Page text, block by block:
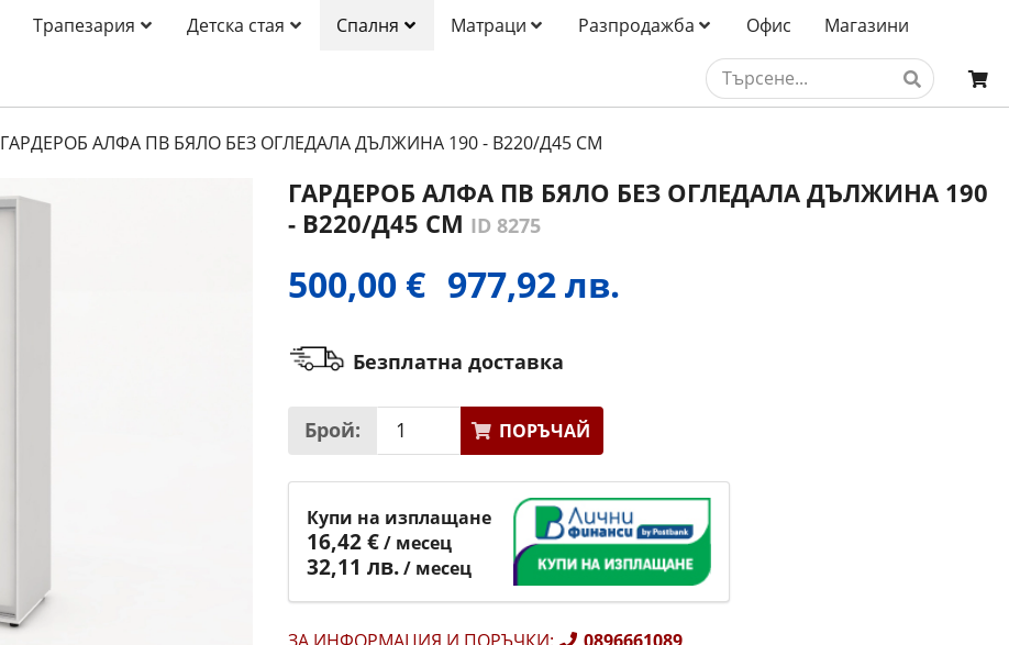
Трапезария Детска стая Спалня Матраци Разпродажба Офис Магазини
ГАРДЕРОБ АЛФА ПВ БЯЛО БЕЗ ОГЛЕДАЛА ДЪЛЖИНА 190 - В220/Д45 СМ
ГАРДЕРОБ АЛФА ПВ БЯЛО БЕЗ ОГЛЕДАЛА ДЪЛЖИНА 190
- В220/Д45 СМ ID 8275
500,00 € 977,92 лв.
Безплатна доставка
Брой: ПОРЪЧАЙ
Купи на изплащане
16,42 €/ месец
32,11 лв./ месец